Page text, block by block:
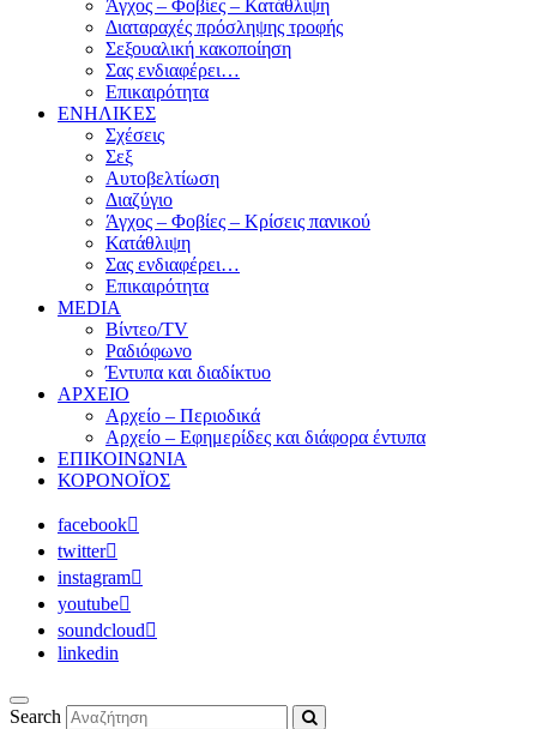
Άγχος – Φοβίες – Κατάθλιψη
Διαταραχές πρόσληψης τροφής
Σεξουαλική κακοποίηση
Σας ενδιαφέρει…
Επικαιρότητα
ΕΝΗΛΙΚΕΣ
Σχέσεις
Σεξ
Αυτοβελτίωση
Διαζύγιο
Άγχος – Φοβίες – Κρίσεις πανικού
Κατάθλιψη
Σας ενδιαφέρει…
Επικαιρότητα
MEDIA
Βίντεο/TV
Ραδιόφωνο
Έντυπα και διαδίκτυο
ΑΡΧΕΙΟ
Αρχείο – Περιοδικά
Αρχείο – Εφημερίδες και διάφορα έντυπα
ΕΠΙΚΟΙΝΩΝΙΑ
ΚΟΡΟΝΟΪΟΣ
facebook
twitter
instagram
youtube
soundcloud
linkedin
Search